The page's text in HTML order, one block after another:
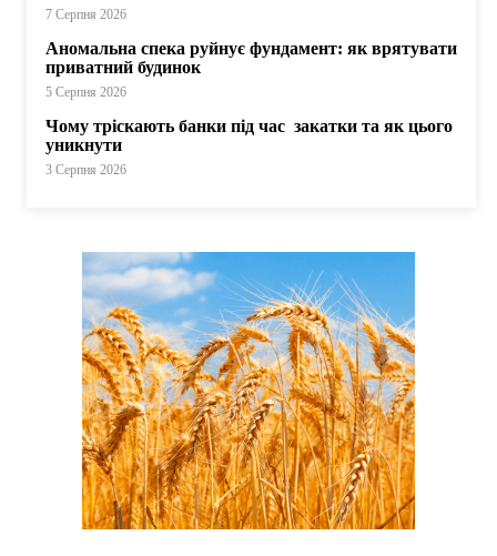
7 Серпня 2026
Аномальна спека руйнує фундамент: як врятувати
приватний будинок
5 Серпня 2026
Чому тріскають банки під час закатки та як цього
уникнути
3 Серпня 2026